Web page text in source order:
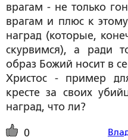
врагам - не только
врагам и плюс к
наград (которые,
скурвимся), а ради
образ Божий носит в
Христос - пример
кресте за своих
наград, что ли?
0